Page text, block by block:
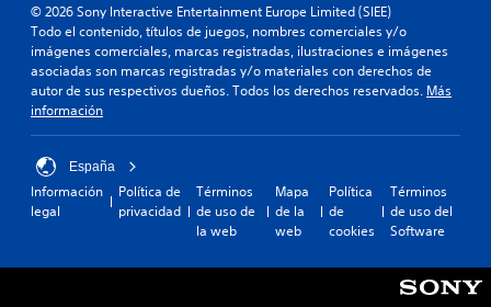
© 2026 Sony Interactive Entertainment Europe Limited (SIEE)
Todo el contenido, títulos de juegos, nombres comerciales y/o
imágenes comerciales, marcas registradas, ilustraciones e imágenes
asociadas son marcas registradas y/o materiales con derechos de
autor de sus respectivos dueños. Todos los derechos reservados. Más
información
España
Información
legal
Política de
privacidad
Términos
de uso de
la web
Mapa
de la
web
Política
de
cookies
Términos
de uso del
Software